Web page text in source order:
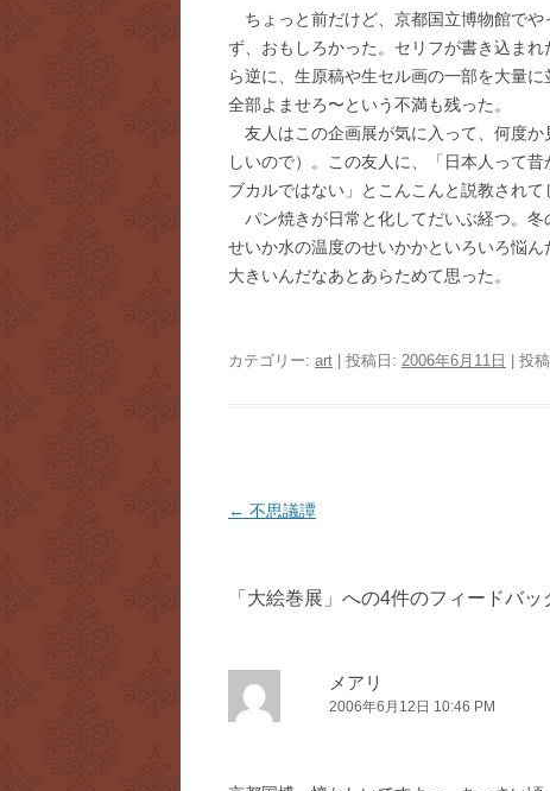
ちょっと前だけど、京都国立博物館でや
ず、おもしろかった。セリフが書き込ま
ら逆に、生原稿や生セル画の一部を大量
全部よませろ〜という不満も残った。
友人はこの企画展が気に入って、何度か
しいので）。この友人に、「日本人って
ブカルではない」とこんこんと説教されて
パン焼きが日常と化してだいぶ経つ。
せいか水の温度のせいかかといろいろ悩
大きいんだなあとあらためて思った。
カテゴリー: art | 投稿日: 2006年6月11日 投
投
シ
← 不思議譚
「 大絵巻展 」への4件のフィードバッ
メアリ
2006年6月12日 10:46 PM